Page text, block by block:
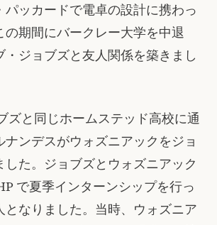
パッカードで電卓の設計に携わっ
の期間にバークレー大学を中退
・ジョブズと友人関係を築きまし
ズと同じホームステッド高校に通
ナンデスがウォズニアックをジョ
した。ジョブズとウォズニアック
で夏季インターンシップを行っ
となりました。当時、ウォズニア